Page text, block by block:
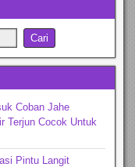
Coban Jahe
Terjun Cocok Untuk
Pintu Langit